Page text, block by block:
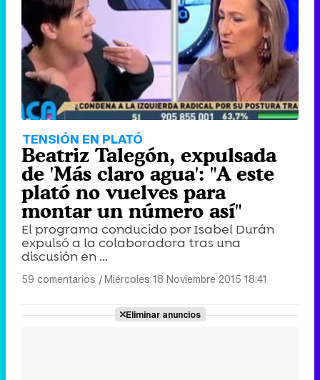
TENSIÓN EN PLATÓ
Beatriz Talegón, expulsada
de 'Más claro agua': "A este
plató no vuelves para
montar un número así"
El programa conducido por Isabel Durán
expulsó a la colaboradora tras una
discusión en ...
59 comentarios |Miércoles 18 Noviembre 2015 18:41
Eliminar anuncios